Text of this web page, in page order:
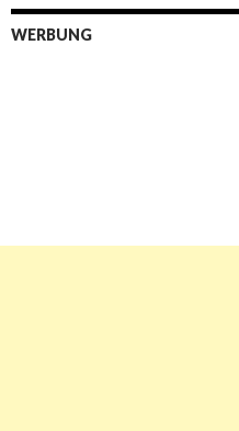
WERBUNG